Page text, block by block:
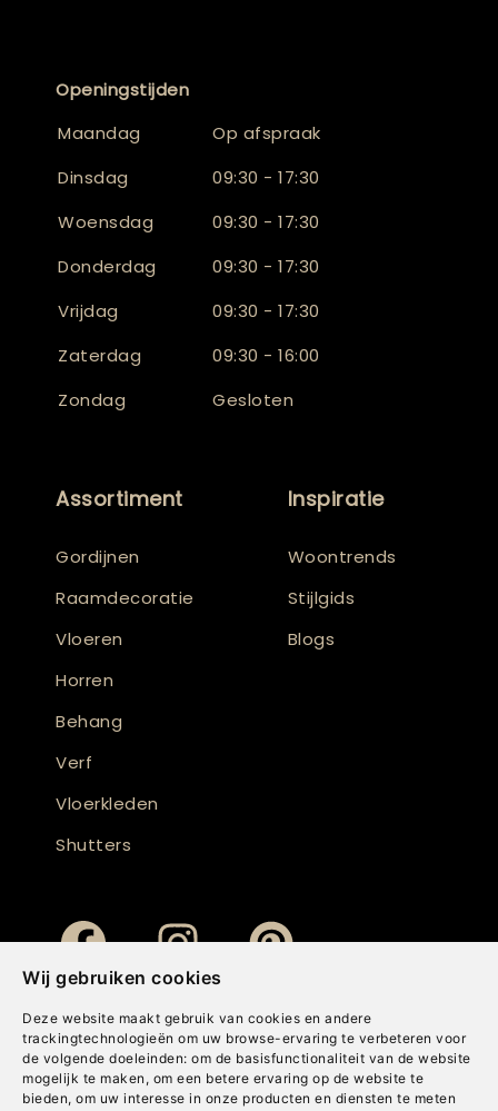
Wij gebruiken cookies
Deze website maakt gebruik van cookies en andere
trackingtechnologieën om uw browse-ervaring te verbeteren voor
de volgende doeleinden: om de basisfunctionaliteit van de website
mogelijk te maken , om een betere ervaring op de website te
bieden, om uw interesse in onze producten en diensten te meten
Openingstijden
Maandag
Op afspraak
Dinsdag
09:30 - 17:30
Woensdag
09:30 - 17:30
Donderdag
09:30 - 17:30
Vrijdag
09:30 - 17:30
Zaterdag
09:30 - 16:00
Zondag
Gesloten
Assortiment
Gordijnen
Raamdecoratie
Vloeren
Horren
Behang
Verf
Vloerkleden
Shutters
Inspiratie
Woontrends
Stijlgids
Blogs